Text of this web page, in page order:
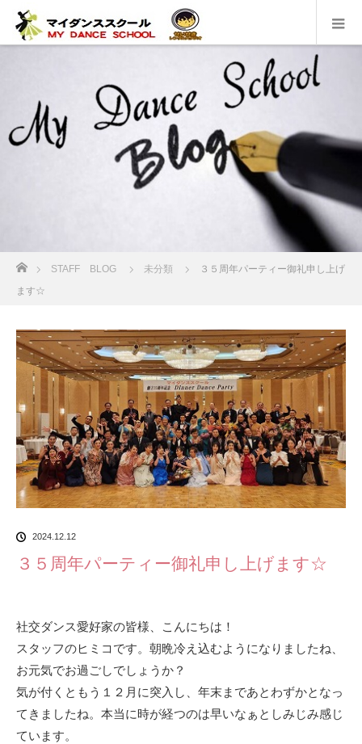
ホーム
STAFF BLOG 未分類
３５周年パーティー御礼申し上げ
ます☆
2024.12.12
３５周年パーティー御礼申し上げます☆
社交ダンス愛好家の皆様、こんにちは！
スタッフのヒミコです。朝晩冷え込むようになりましたね、
お元気でお過ごしでしょうか？
気が付くともう１２月に突入し、年末まであとわずかとなっ
てきましたね。本当に時が経つのは早いなぁとしみじみ感じ
ています。